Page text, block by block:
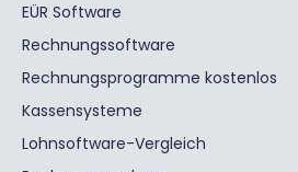
EÜR Software
Rechnungssoftware
Rechnungsprogramme kostenlos
Kassensysteme
Lohnsoftware-Vergleich